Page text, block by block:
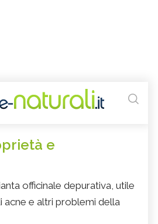
e
officinale depurativa, utile
acne e altri problemi della